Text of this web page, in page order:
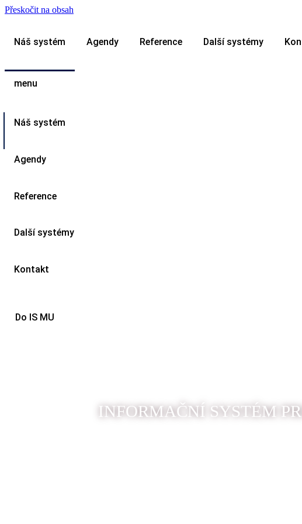
Přeskočit na obsah
Náš systém Agendy Reference Další systémy
menu
Náš systém
Agendy
Reference
Další systémy
Kontakt
Do IS MU
INFORMAČNÍ SYSTÉM